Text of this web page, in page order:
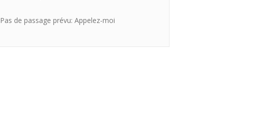
Pas de passage prévu: Appelez-moi